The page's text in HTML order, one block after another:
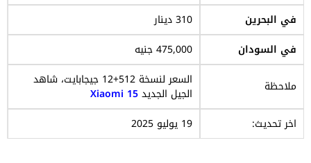
في البحرين
310 دينار
في السودان
475,000 جنيه
ملاحظة
السعر لنسخة 512+12 جيجابايت، شاهد
الجيل الجديدXiaomi 15
اخر تحديث:
19 يوليو 2025